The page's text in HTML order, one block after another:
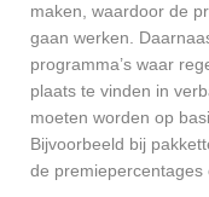
maken, waardoor de
gaan werken.
programma’s waar
plaats te vinden in
moeten worden op
Bijvoorbeeld bij
de premiepercentages